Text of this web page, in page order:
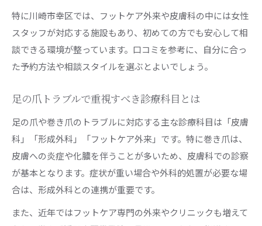
特に川崎市幸区では、フットケア外来や皮膚科の中には女性
スタッフが対応する施設もあり、初めての方でも安心して相
談できる環境が整っています。口コミを参考に、自分に合っ
た予約方法や相談スタイルを選ぶとよいでしょう。
足の爪トラブルで重視すべき診療科目とは
足の爪や巻き爪のトラブルに対応する主な診療科目は「皮膚
科」「形成外科」「フットケア外来」です。特に巻き爪は、
皮膚への炎症や化膿を伴うことが多いため、皮膚科での診察
が基本となります。症状が重い場合や外科的処置が必要な場
合は、形成外科との連携が重要です。
また、近年ではフットケア専門の外来やクリニックも増えて